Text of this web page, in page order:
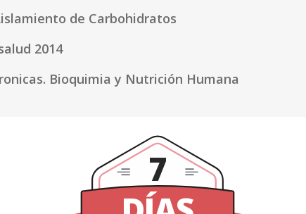
de Carbohidratos
2014
Bioquimia y Nutrición Humana
7